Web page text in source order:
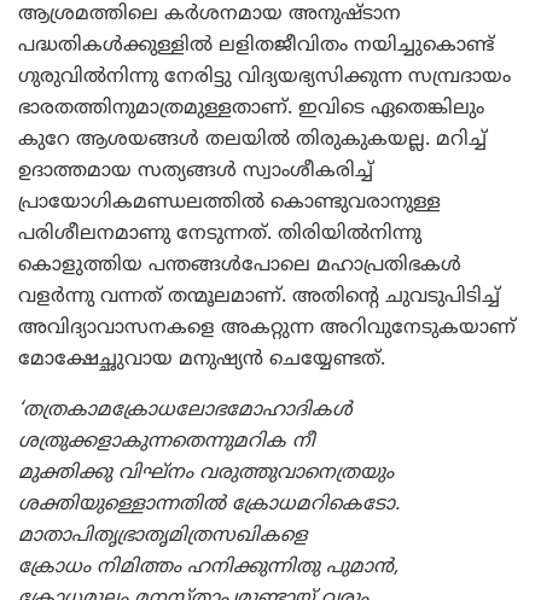
ആശ്രമത്തിലെ കര്‍ശനമായ അനുഷ്ടാന
പദ്ധതികള്‍ക്കുള്ളില്‍ ലളിതജീവിതം നയിച്ചുകൊണ്ട്
ഗുരുവില്‍നിന്നു നേരിട്ടു വിദ്യയഭ്യസിക്കുന്ന സമ്പ്രദായം
ഭാരതത്തിനുമാത്രമുള്ളതാണ്. ഇവിടെ ഏതെങ്കിലും
കുറേ ആശയങ്ങള്‍ തലയില്‍ തിരുകുകയല്ല. മറിച്ച്
ഉദാത്തമായ സത്യങ്ങള്‍ സ്വാംശീകരിച്ച്
പ്രായോഗികമണ്ഡലത്തില്‍ കൊണ്ടുവരാനുള്ള
പരിശീലനമാണു നേടുന്നത്. തിരിയില്‍നിന്നു
കൊളുത്തിയ പന്തങ്ങള്‍പോലെ മഹാപ്രതിഭകള്‍
വളര്‍ന്നു വന്നത് തന്മൂലമാണ്. അതിന്റെ ചുവടുപിടിച്ച്
അവിദ്യാവാസനകളെ അകറ്റുന്ന അറിവുനേടുകയാണ്
മോക്ഷേച്ഛുവായ മനുഷ്യന്‍ ചെയ്യേണ്ടത്.
‘തത്രകാമക്രോധലോഭമോഹാദികള്‍
ശത്രുക്കളാകുന്നതെന്നുമറിക നീ
മുക്തിക്കു വിഘ്‌നം വരുത്തുവാനെത്രയും
ശക്തിയുള്ളൊന്നതില്‍ ക്രോധമറികെടോ.
മാതാപിതൃഭ്രാതൃമിത്രസഖികളെ
ക്രോധം നിമിത്തം ഹനിക്കുന്നിതു പുമാന്‍,